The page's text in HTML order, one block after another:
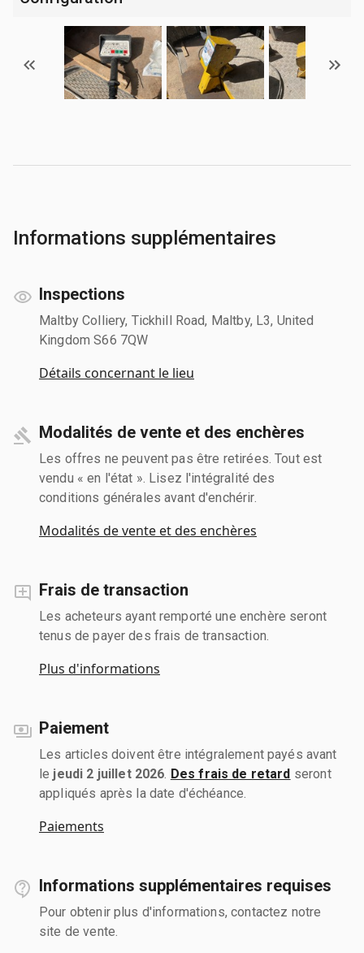
Informations supplémentaires
Inspections
Maltby Colliery, Tickhill Road, Maltby, L3, United
Kingdom S66 7QW
Détails concernant le lieu
Modalités de vente et des enchères
Les offres ne peuvent pas être retirées. Tout est
vendu « en l'état ». Lisez l'intégralité des
conditions générales avant d'enchérir.
Modalités de vente et des enchères
Frais de transaction
Les acheteurs ayant remporté une enchère seront
tenus de payer des frais de transaction.
Plus d'informations
Paiement
Les articles doivent être intégralement payés avant
le jeudi 2 juillet 2026 Des frais de retard seront
appliqués après la date d'échéance.
Paiements
Informations supplémentaires requises
Pour obtenir plus d'informations, contactez notre
site de vente.